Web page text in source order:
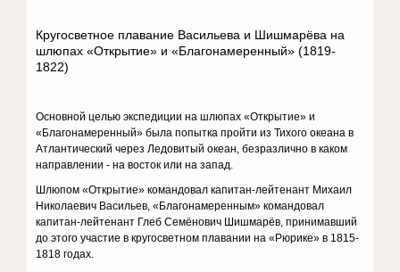
Кругосветное плавание Васильева и Шишмарёва на
шлюпах «Открытие» и «Благонамеренный» (1819-
1822)
Основной целью экспедиции на шлюпах «Открытие» и
«Благонамеренный» была попытка пройти из Тихого океана в
Атлантический через Ледовитый океан, безразлично в каком
направлении - на восток или на запад.
Шлюпом «Открытие» командовал капитан-лейтенант Михаил
Николаевич Васильев, «Благонамеренным» командовал
капитан-лейтенант Глеб Семёнович Шишмарёв, принимавший
до этого участие в кругосветном плавании на «Рюрике» в 1815-
1818 годах.